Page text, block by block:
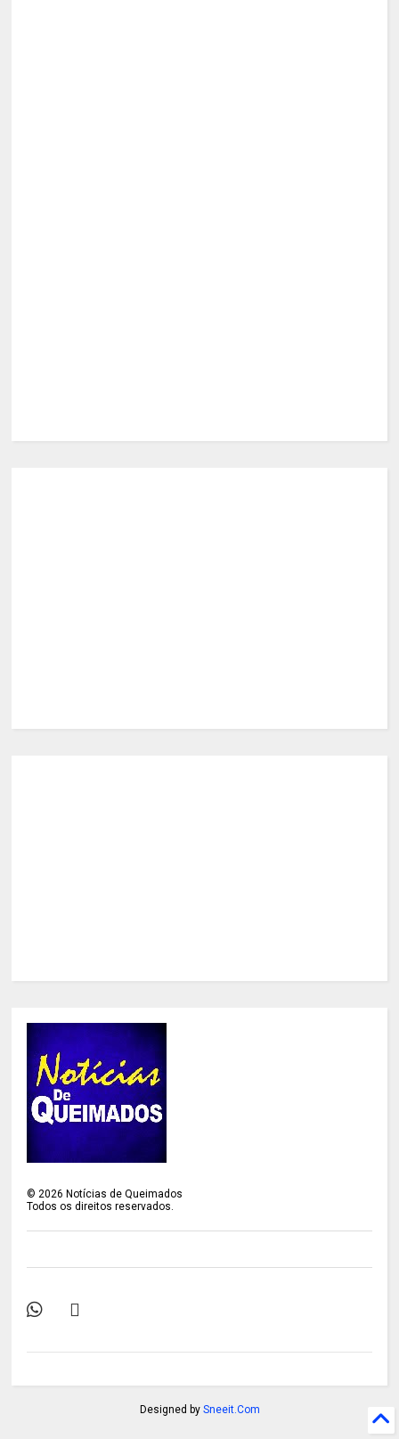
© 2026 Notícias de Queimados
Todos os direitos reservados.
Designed by Sneeit.Com